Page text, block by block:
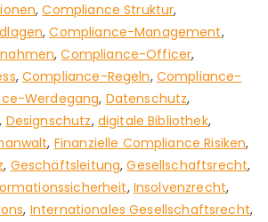
,Compliance Struktur,
,Compliance-Management,
,Compliance-Officer,
,Compliance-Regeln, Compliance-
Werdegang, Datenschutz,
, Designschutz, digitale Bibliothek,
, Finanzielle Compliance Risiken,
, Geschäftsleitung,Gesellschaftsrecht,
, Insolvenzrecht,
, Internationales Gesellschaftsrecht,